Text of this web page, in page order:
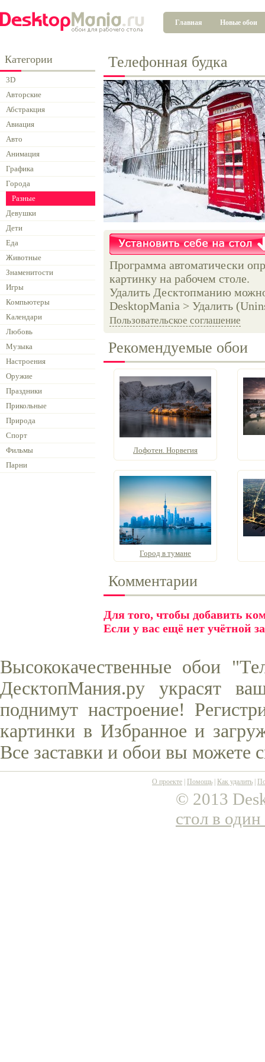
Главная Новые обои
Категории
3D
Авторские
Абстракция
Авиация
Авто
Анимация
Графика
Города
Разные
Девушки
Дети
Еда
Животные
Знаменитости
Игры
Компьютеры
Календари
Любовь
Музыка
Настроения
Оружие
Праздники
Прикольные
Природа
Спорт
Фильмы
Парни
Телефонная будка
Программа автоматически
картинку на рабочем столе.
Удалить Десктопманию
DesktopMania > Удалить
Пользовательское соглашение
Рекомендуемые обои
Лофотен. Норвегия
Город в тумане
Комментарии
Для того, чтобы добавить
Если у вас ещё нет учётной
Высококачественные обои
ДесктопМания.ру украсят
поднимут настроение!
картинки в Избранное и
Все заставки и обои вы можете
О проекте Помощь Как удалить
© 2013
стол в